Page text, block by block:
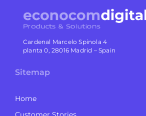
Cardenal Marcelo Spinola 4
planta 0, 28016 Madrid – Spain
Sitemap
Home